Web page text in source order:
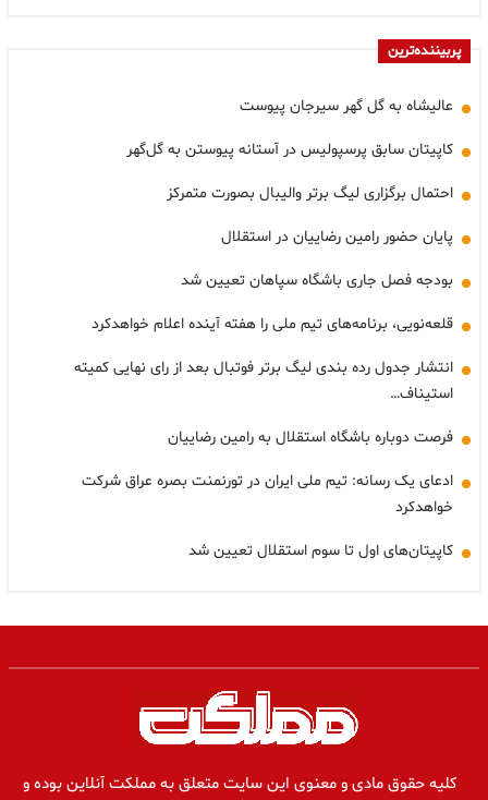
پربیننده‌ترین
عالیشاه به گل گهر سیرجان پیوست
کاپیتان سابق پرسپولیس در آستانه پیوستن به گل‌گهر
احتمال برگزاری لیگ برتر والیبال بصورت متمرکز
پایان حضور رامین رضاییان در استقلال
بودجه فصل جاری باشگاه سپاهان تعیین شد
قلعه‌نویی، برنامه‌های تیم ملی را هفته آینده اعلام خواهدکرد
انتشار جدول رده بندی لیگ برتر فوتبال بعد از رای نهایی کمیته
استیناف…
فرصت دوباره باشگاه استقلال به رامین رضاییان
ادعای یک رسانه: تیم ملی ایران در تورنمنت بصره عراق شرکت
خواهدکرد
کاپیتان‌های اول‌ تا سوم استقلال تعیین شد
کلیه حقوق مادی و معنوی این سایت متعلق به مملکت آنلاین بوده و